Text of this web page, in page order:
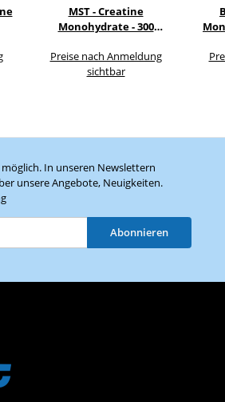
MST - Creatine
Monohydrate - 300
Preise nach Anmeldung
sichtbar
In unseren Newslettern
unsere Angebote, Neuigkeiten.
Abonnieren